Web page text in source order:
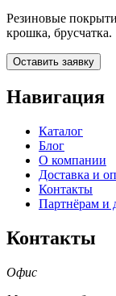
Резиновые
крошка, брусчатка.
Оставить заявку
Навигация
Каталог
Блог
О компании
Доставка и
Контакты
Партнёрам и
Контакты
Офис